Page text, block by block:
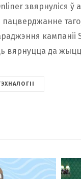
звярнуліся
пацверджанне
вярнуцца да